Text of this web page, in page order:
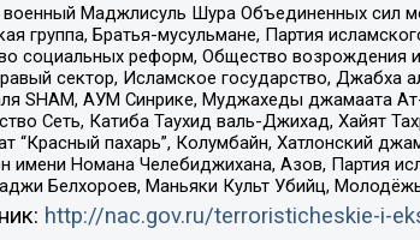
Маджлисуль Шура Объединенных сил
группа, Братья-мусульмане, Партия
социальных реформ, Общество возрождения
сектор, Исламское государство, Джабха
SHAM, АУМ Синрике, Муджахеды джамаата
Сеть, Катиба Таухид валь-Джихад, Хайят
“Красный пахарь”, Колумбайн, Хатлонский
имени Номана Челебиджихана, Азов, Партия
Белхороев, Маньяки Культ Убийц,
http://nac.gov.ru/terroristicheskie-i-